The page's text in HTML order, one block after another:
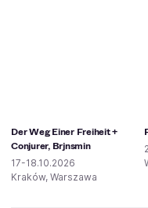
Der Weg Einer Freiheit +
Conjurer, Brjnsmin
17-18.10.2026
Kraków, Warszawa